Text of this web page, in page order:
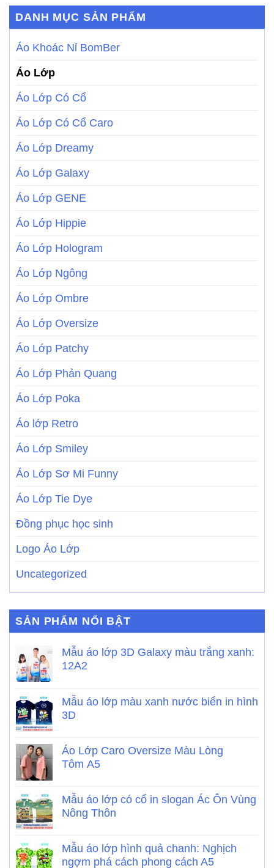
DANH MỤC SẢN PHẨM
Áo Khoác Nỉ BomBer
Áo Lớp
Áo Lớp Có Cổ
Áo Lớp Có Cổ Caro
Áo Lớp Dreamy
Áo Lớp Galaxy
Áo Lớp GENE
Áo Lớp Hippie
Áo Lớp Hologram
Áo Lớp Ngông
Áo Lớp Ombre
Áo Lớp Oversize
Áo Lớp Patchy
Áo Lớp Phản Quang
Áo Lớp Poka
Áo lớp Retro
Áo Lớp Smiley
Áo Lớp Sơ Mi Funny
Áo Lớp Tie Dye
Đồng phục học sinh
Logo Áo Lớp
Uncategorized
SẢN PHẨM NỔI BẬT
Mẫu áo lớp 3D Galaxy màu trắng xanh:
12A2
Mẫu áo lớp màu xanh nước biển in hình
3D
Áo Lớp Caro Oversize Màu Lòng
Tôm A5
Mẫu áo lớp có cổ in slogan Ác Ôn Vùng
Nông Thôn
Mẫu áo lớp hình quả chanh: Nghịch
ngợm phá cách phong cách A5